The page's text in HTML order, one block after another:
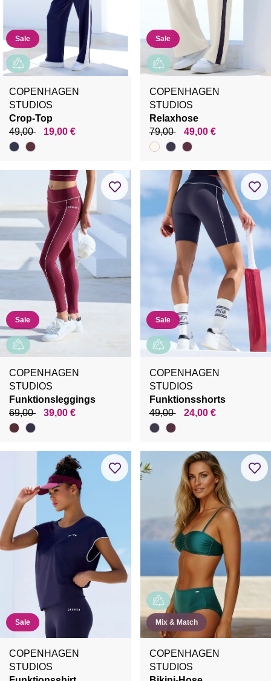
Sale
COPENHAGEN
STUDIOS
Crop-Top
49,00
19,00 €
Sale
COPENHAGEN
STUDIOS
Relaxhose
79,00
49,00 €
Sale
COPENHAGEN
STUDIOS
Funktionsleggings
69,00
39,00 €
Sale
COPENHAGEN
STUDIOS
Funktionsshorts
49,00
24,00 €
Sale
COPENHAGEN
STUDIOS
Mix & Match
COPENHAGEN
STUDIOS